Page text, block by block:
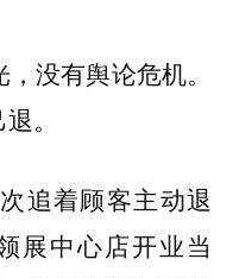
没有舆论危机。
。
追着顾客主动退
展中心店开业当